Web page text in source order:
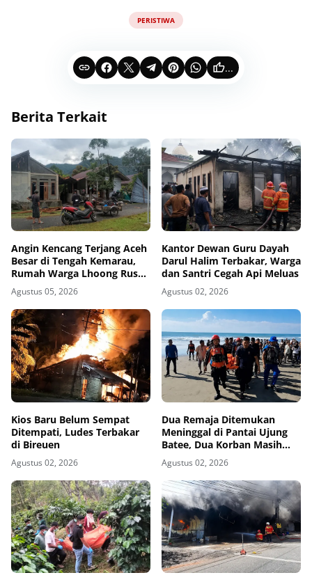
PERISTIWA
...
Berita Terkait
Angin Kencang Terjang Aceh
Besar di Tengah Kemarau,
Rumah Warga Lhoong Rusak
Berat
Agustus 05, 2026
Kantor Dewan Guru Dayah
Darul Halim Terbakar, Warga
dan Santri Cegah Api Meluas
Agustus 02, 2026
Kios Baru Belum Sempat
Ditempati, Ludes Terbakar
di Bireuen
Agustus 02, 2026
Dua Remaja Ditemukan
Meninggal di Pantai Ujung
Batee, Dua Korban Masih
Dicari
Agustus 02, 2026